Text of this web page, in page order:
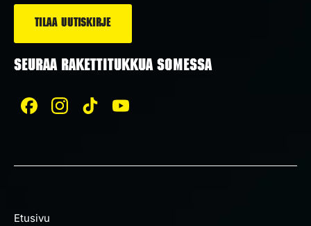
SEURAA RAKETTITUKKUA SOMESSA
Etusivu